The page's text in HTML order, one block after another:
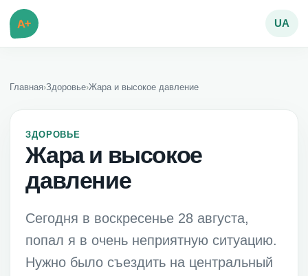
A+ UA
Главная›Здоровье›Жара и высокое давление
ЗДОРОВЬЕ
Жара и высокое
давление
Сегодня в воскресенье 28 августа,
попал я в очень неприятную ситуацию.
Нужно было съездить на центральный